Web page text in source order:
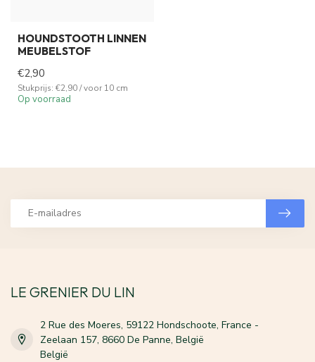
HOUNDSTOOTH LINNEN
MEUBELSTOF
€2,90
Stukprijs: €2,90 / voor 10 cm
Op voorraad
LE GRENIER DU LIN
2 Rue des Moeres, 59122 Hondschoote, France -
Zeelaan 157, 8660 De Panne, België
België